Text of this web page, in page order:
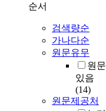
순서
검색량순
가나다순
원문유무
원문
있음
(14)
원문제공처